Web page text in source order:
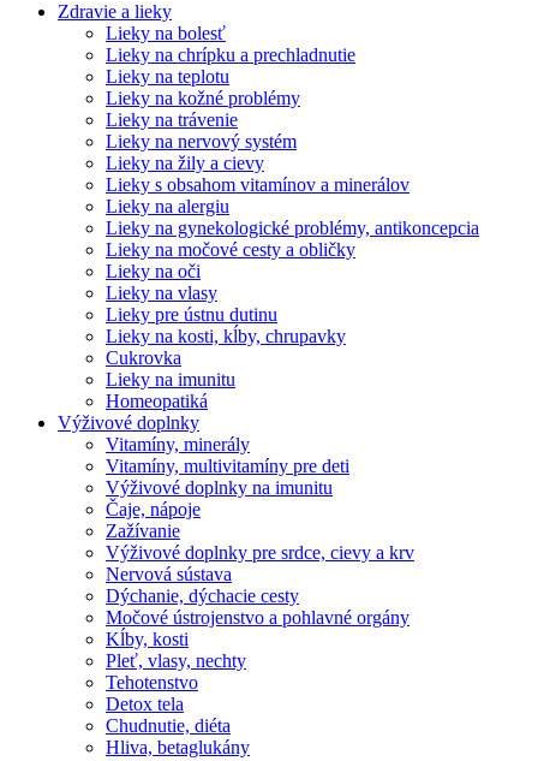
Zdravie a lieky
Lieky na bolesť
Lieky na chrípku a prechladnutie
Lieky na teplotu
Lieky na kožné problémy
Lieky na trávenie
Lieky na nervový systém
Lieky na žily a cievy
Lieky s obsahom vitamínov a minerálov
Lieky na alergiu
Lieky na gynekologické problémy, antikoncepcia
Lieky na močové cesty a obličky
Lieky na oči
Lieky na vlasy
Lieky pre ústnu dutinu
Lieky na kosti, kĺby, chrupavky
Cukrovka
Lieky na imunitu
Homeopatiká
Výživové doplnky
Vitamíny, minerály
Vitamíny, multivitamíny pre deti
Výživové doplnky na imunitu
Čaje, nápoje
Zažívanie
Výživové doplnky pre srdce, cievy a krv
Nervová sústava
Dýchanie, dýchacie cesty
Močové ústrojenstvo a pohlavné orgány
Kĺby, kosti
Pleť, vlasy, nechty
Tehotenstvo
Detox tela
Chudnutie, diéta
Hliva, betaglukány